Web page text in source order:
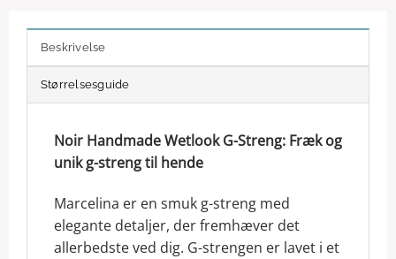
Beskrivelse
Størrelsesguide
Noir Handmade Wetlook G-Streng: Fræk og
unik g-streng til hende
Marcelina er en smuk g-streng med
elegante detaljer, der fremhæver det
allerbedste ved dig. G-strengen er lavet i et